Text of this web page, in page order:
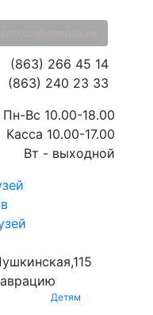
Детям
(863) 266 45 14
(863) 240 23 33
Пн-Вс 10.00-18.00
Касса 10.00-17.00
Вт - выходной